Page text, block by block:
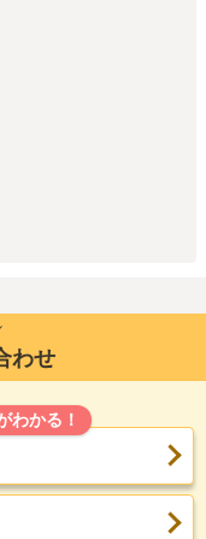
わせ
わかる！